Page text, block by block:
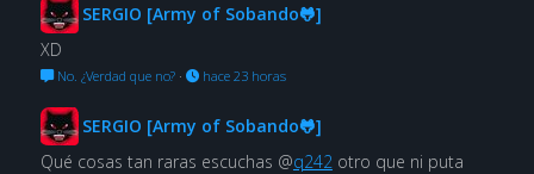
SERGIO [Army of Sobando🐸]
XD
No. ¿Verdad que no?· hace 23 horas
SERGIO [Army of Sobando🐸]
Qué cosas tan raras escuchas @q242 otro que ni puta